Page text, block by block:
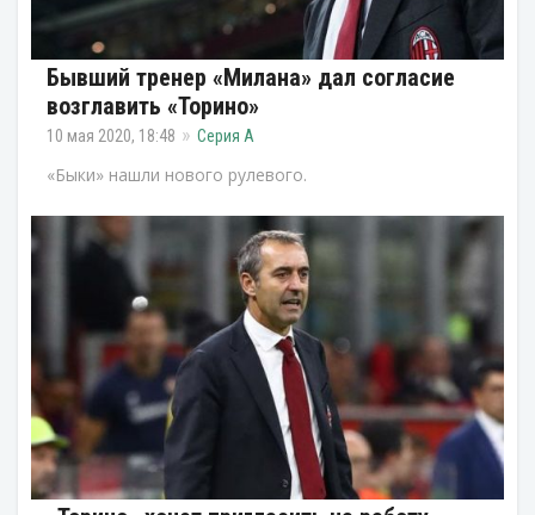
Бывший тренер «Милана» дал согласие
возглавить «Торино»
10 мая 2020, 18:48 Серия А
«Быки» нашли нового рулевого.